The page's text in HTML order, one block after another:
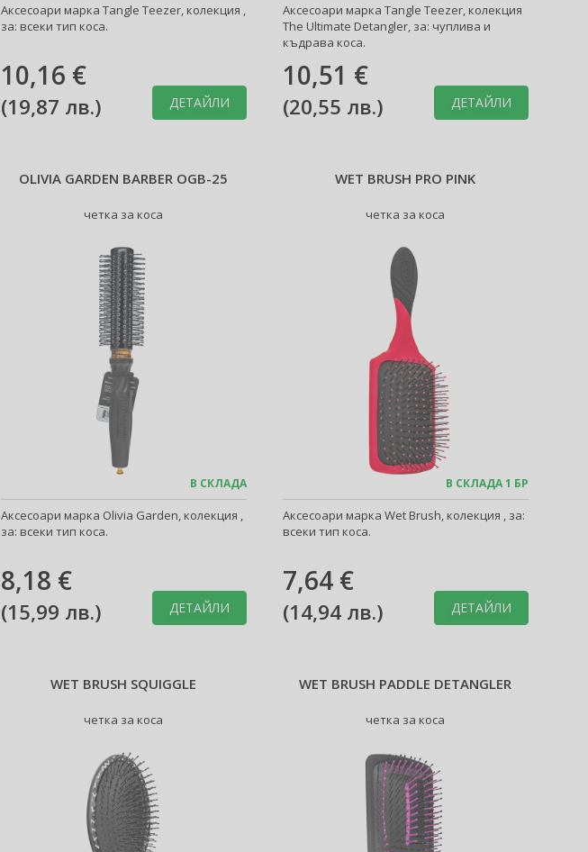
Аксесоари марка Tangle Teezer, колекция ,
за: всеки тип коса.
10,16 €
(19,87 лв.) ДЕТАЙЛИ
Аксесоари марка Tangle Teezer, колекция
The Ultimate Detangler, за: чуплива и
къдрава коса.
10,51 €
(20,55 лв.) ДЕТАЙЛИ
OLIVIA GARDEN BARBER OGB-25
четка за коса
В СКЛАДА
Аксесоари марка Olivia Garden, колекция ,
за: всеки тип коса.
8,18 €
(15,99 лв.) ДЕТАЙЛИ
WET BRUSH PRO PINK
четка за коса
В СКЛАДА 1 БР
Аксесоари марка Wet Brush, колекция , за:
всеки тип коса.
7,64 €
(14,94 лв.) ДЕТАЙЛИ
WET BRUSH SQUIGGLE
четка за коса
WET BRUSH PADDLE DETANGLER
четка за коса